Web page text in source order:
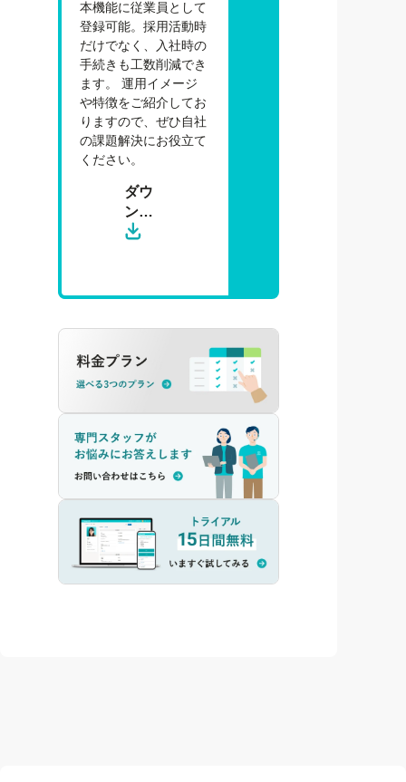
本機能に従業員として
登録可能。採用活動時
だけでなく、入社時の
手続きも工数削減でき
ます。 運用イメージ
や特徴をご紹介してお
りますので、ぜひ自社
の課題解決にお役立て
ください。
ダウ
ン
ロー